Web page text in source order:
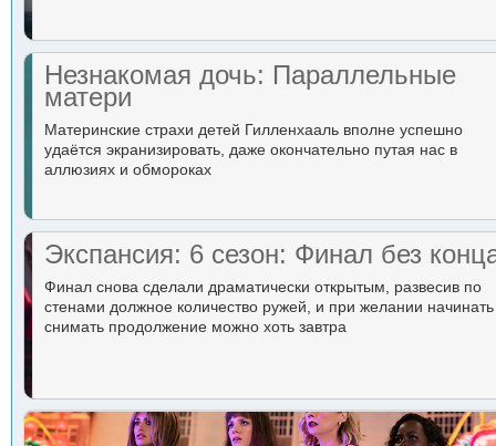
Незнакомая дочь: Параллельные
матери
Материнские страхи детей Гилленхааль вполне успешно
удаётся экранизировать, даже окончательно путая нас в
аллюзиях и обмороках
Экспансия: 6 сезон: Финал без
Финал снова сделали драматически открытым, развесив по
стенами должное количество ружей, и при желании начинать
снимать продолжение можно хоть завтра